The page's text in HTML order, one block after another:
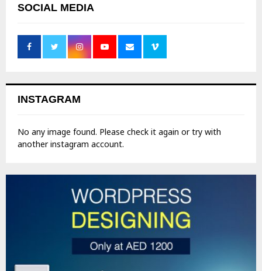
SOCIAL MEDIA
INSTAGRAM
No any image found. Please check it again or try with
another instagram account.